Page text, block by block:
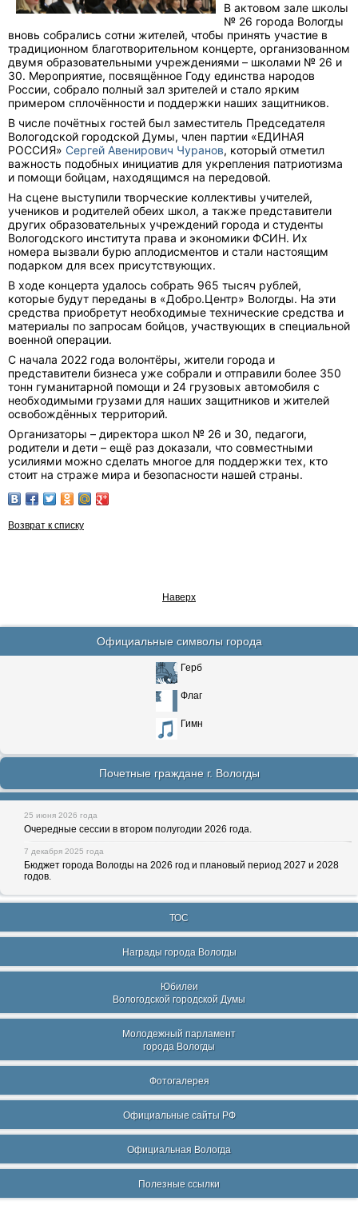
В актовом зале школы
№ 26 города Вологды
вновь собрались сотни жителей, чтобы принять участие в
традиционном благотворительном концерте, организованном
двумя образовательными учреждениями – школами № 26 и
30. Мероприятие, посвящённое Году единства народов
России, собрало полный зал зрителей и стало ярким
примером сплочённости и поддержки наших защитников.
В числе почётных гостей был заместитель Председателя
Вологодской городской Думы, член партии «ЕДИНАЯ
РОССИЯ» Сергей Авенирович Чуранов, который отметил
важность подобных инициатив для укрепления патриотизма
и помощи бойцам, находящимся на передовой.
На сцене выступили творческие коллективы учителей,
учеников и родителей обеих школ, а также представители
других образовательных учреждений города и студенты
Вологодского института права и экономики ФСИН. Их
номера вызвали бурю аплодисментов и стали настоящим
подарком для всех присутствующих.
В ходе концерта удалось собрать 965 тысяч рублей,
которые будут переданы в «Добро.Центр» Вологды. На эти
средства приобретут необходимые технические средства и
материалы по запросам бойцов, участвующих в специальной
военной операции.
С начала 2022 года волонтёры, жители города и
представители бизнеса уже собрали и отправили более 350
тонн гуманитарной помощи и 24 грузовых автомобиля с
необходимыми грузами для наших защитников и жителей
освобождённых территорий.
Организаторы – директора школ № 26 и 30, педагоги,
родители и дети – ещё раз доказали, что совместными
усилиями можно сделать многое для поддержки тех, кто
стоит на страже мира и безопасности нашей страны.
Возврат к списку
Наверх
Официальные символы города
Герб
Флаг
Гимн
Почетные граждане г. Вологды
25 июня 2026 года
Очередные сессии в втором полугодии 2026 года.
7 декабря 2025 года
Бюджет города Вологды на 2026 год и плановый период 2027 и 2028
годов.
ТОС
Награды города Вологды
Юбилеи
Вологодской городской Думы
Молодежный парламент
города Вологды
Фотогалерея
Официальные сайты РФ
Официальная Вологда
Полезные ссылки